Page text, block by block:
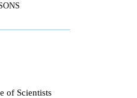
of Scientists